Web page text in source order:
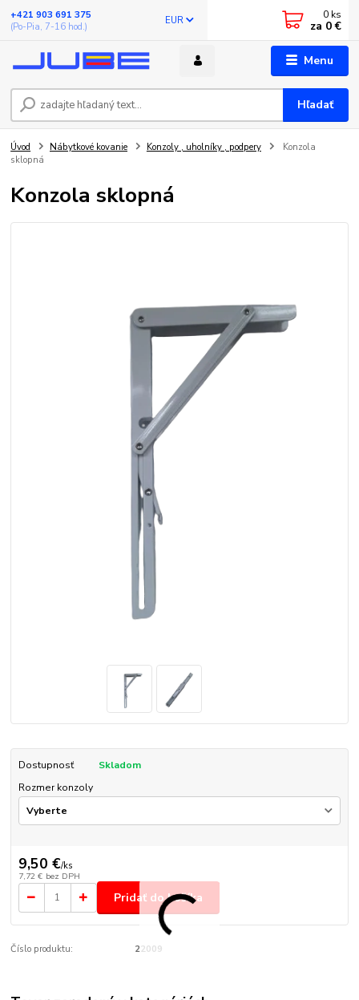
Menu
EUR
Hľadať
+421 903 691 375
(Po-Pia, 7-16 hod.)
0 ks
za 0 €
Úvod Nábytkové kovanie Konzoly , uholníky , podpery
Konzola
sklopná
Konzola sklopná
Dostupnosť
Skladom
Rozmer konzoly
9,50 €/ks
7,72 € bez DPH
Pridať do košíka
Číslo produktu: 22009